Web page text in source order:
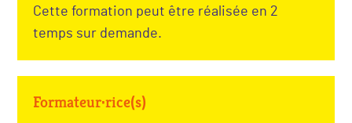
Cette formation peut être réalisée en 2
temps sur demande.
Formateur·rice(s)